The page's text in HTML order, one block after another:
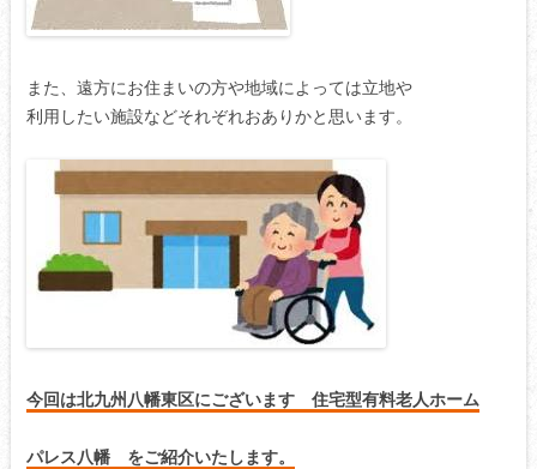
また、遠方にお住まいの方や地域によっては立地や
利用したい施設などそれぞれおありかと思います。
今回は北九州八幡東区にございます 住宅型有料老人ホーム
パレス八幡 をご紹介いたします。